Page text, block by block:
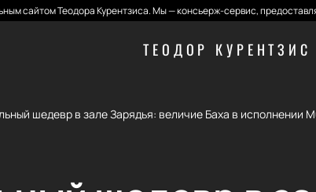
сайтом Теодора Курентзиса. Мы — консьерж-сервис,
ТЕОДОР КУРЕНТЗИС
шедевр в зале Зарядья: величие Баха в исполнении